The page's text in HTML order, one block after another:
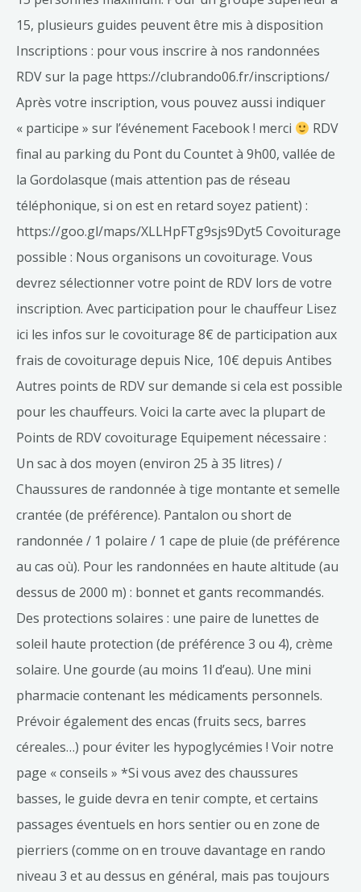
15, plusieurs guides peuvent être mis à disposition
Inscriptions : pour vous inscrire à nos randonnées
RDV sur la page https://clubrando06.fr/inscriptions/
Après votre inscription, vous pouvez aussi indiquer
« participe » sur l’événement Facebook ! merci
RDV
final au parking du Pont du Countet à 9h00, vallée de
la Gordolasque (mais attention pas de réseau
téléphonique, si on est en retard soyez patient) :
https://goo.gl/maps/XLLHpFTg9sjs9Dyt5 Covoiturage
possible : Nous organisons un covoiturage. Vous
devrez sélectionner votre point de RDV lors de votre
inscription. Avec participation pour le chauffeur Lisez
ici les infos sur le covoiturage 8€ de participation aux
frais de covoiturage depuis Nice, 10€ depuis Antibes
Autres points de RDV sur demande si cela est possible
pour les chauffeurs. Voici la carte avec la plupart de
Points de RDV covoiturage Equipement nécessaire :
Un sac à dos moyen (environ 25 à 35 litres) /
Chaussures de randonnée à tige montante et semelle
crantée (de préférence). Pantalon ou short de
randonnée / 1 polaire / 1 cape de pluie (de préférence
au cas où). Pour les randonnées en haute altitude (au
dessus de 2000 m) : bonnet et gants recommandés.
Des protections solaires : une paire de lunettes de
soleil haute protection (de préférence 3 ou 4), crème
solaire. Une gourde (au moins 1l d’eau). Une mini
pharmacie contenant les médicaments personnels.
Prévoir également des encas (fruits secs, barres
céreales…) pour éviter les hypoglycémies ! Voir notre
page « conseils » *Si vous avez des chaussures
basses, le guide devra en tenir compte, et certains
passages éventuels en hors sentier ou en zone de
pierriers (comme on en trouve davantage en rando
niveau 3 et au dessus en général, mais pas toujours